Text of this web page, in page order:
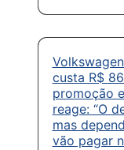
custa R$
promoção
reage: “O
mas
vão pagar